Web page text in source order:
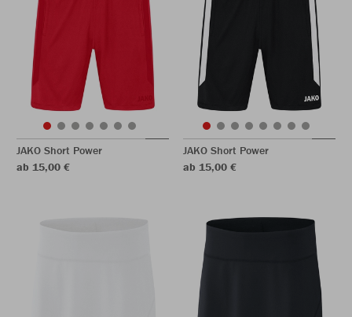
JAKO Short Power
ab 15,00 €
JAKO Short Power
ab 15,00 €